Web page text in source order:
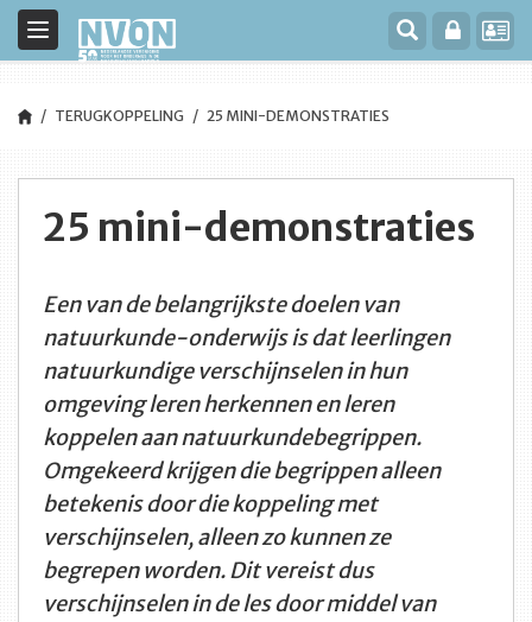
Toggle
navigation
TERUGKOPPELING 25 MINI-DEMONSTRATIES
25 mini-demonstraties
Een van de belangrijkste doelen van
natuurkunde-onderwijs is dat leerlingen
natuurkundige verschijnselen in hun
omgeving leren herkennen en leren
koppelen aan natuurkundebegrippen.
Omgekeerd krijgen die begrippen alleen
betekenis door die koppeling met
verschijnselen, alleen zo kunnen ze
begrepen worden. Dit vereist dus
verschijnselen in de les door middel van